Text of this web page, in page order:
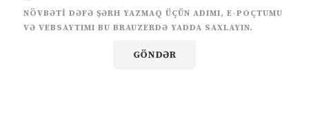
NÖVBƏTI DƏFƏ ŞƏRH YAZMAQ ÜÇÜN ADIMI, E-POÇTUMU
VƏ VEBSAYTIMI BU BRAUZERDƏ YADDA SAXLAYIN.